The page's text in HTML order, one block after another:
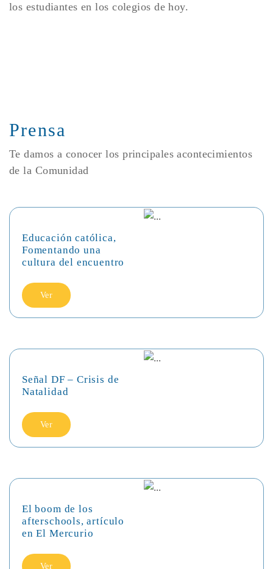
los estudiantes en los colegios de hoy.
Prensa
Te damos a conocer los principales acontecimientos
de la Comunidad
Educación católica,
Fomentando una
cultura del encuentro
Ver
Señal DF – Crisis de
Natalidad
Ver
El boom de los
afterschools, artículo
en El Mercurio
Ver